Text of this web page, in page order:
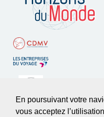
En poursuivant votre
vous acceptez
6, Rue des Tanneurs